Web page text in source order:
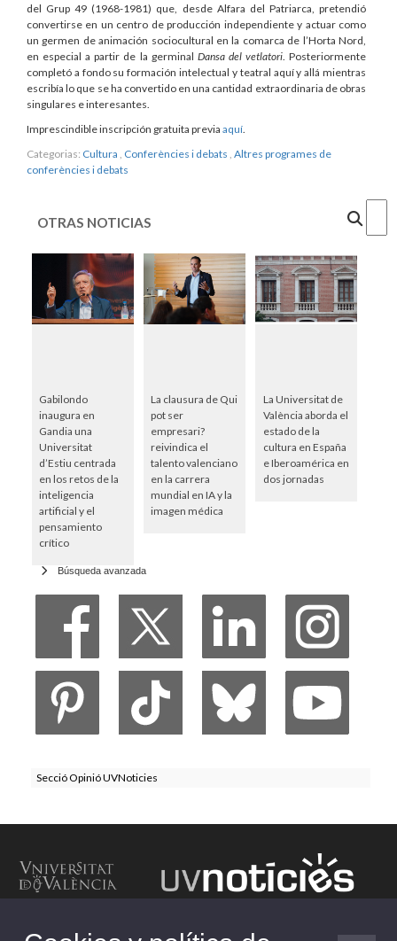
del Grup 49 (1968-1981) que, desde Alfara del Patriarca, pretendió
convertirse en un centro de producción independiente y actuar como
un germen de animación sociocultural en la comarca de l’Horta Nord,
en especial a partir de la germinal Dansa del vetlatori. Posteriormente
completó a fondo su formación intelectual y teatral aquí y allá mientras
escribía lo que se ha convertido en una cantidad extraordinaria de obras
singulares e interesantes.
Imprescindible inscripción gratuita previa aquí.
Categorias: Cultura , Conferències i debats , Altres programes de
conferències i debats
OTRAS NOTICIAS
Gabilondo
inaugura en
Gandia una
Universitat
d’Estiu centrada
en los retos de la
inteligencia
artificial y el
pensamiento
crítico
La clausura de Qui
pot ser
empresari?
reivindica el
talento valenciano
en la carrera
mundial en IA y la
imagen médica
La Universitat de
València aborda el
estado de la
cultura en España
e Iberoamérica en
dos jornadas
Búsqueda avanzada
Secció Opinió UVNoticies